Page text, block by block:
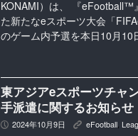
KONAMI）は、 『eFootball™
た新たなeスポーツ大会「
のゲーム内予選を本日10月
東アジアeスポーツチャ
手派遣に関するお知らせ
P 2024年10月9日 K eFootball,